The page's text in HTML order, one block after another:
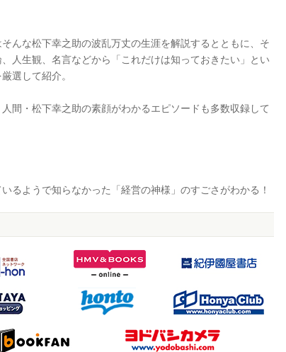
んな松下幸之助の波乱万丈の生涯を解説するとともに、そ
人生観、名言などから「これだけは知っておきたい」とい
選して紹介。
間・松下幸之助の素顔がわかるエピソードも多数収録して
るようで知らなかった「経営の神様」のすごさがわかる！